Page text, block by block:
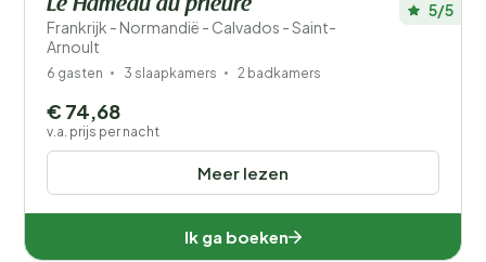
Le Hameau du prieuré
Frankrijk - Normandië - Calvados - Saint-
Arnoult
5/5
6 gasten 3 slaapkamers 2 badkamers
Meer lezen
€ 74,68
v.a. prijs per nacht
Ik ga boeken